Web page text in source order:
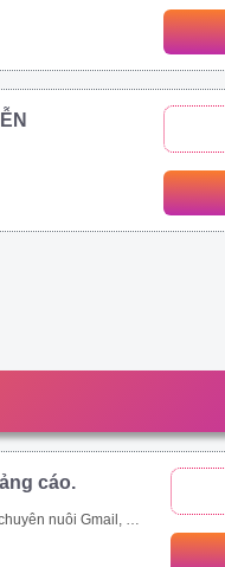
cáo.
nuôi mail, auto tạo tài khoản quảng cáo, auto add thẻ, auto kháng....